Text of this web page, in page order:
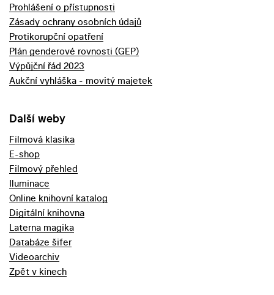
Prohlášení o přístupnosti
Zásady ochrany osobních údajů
Protikorupční opatření
Plán genderové rovnosti (GEP)
Výpůjční řád 2023
Aukční vyhláška - movitý majetek
Další weby
Filmová klasika
E-shop
Filmový přehled
Iluminace
Online knihovní katalog
Digitální knihovna
Laterna magika
Databáze šifer
Videoarchiv
Zpět v kinech